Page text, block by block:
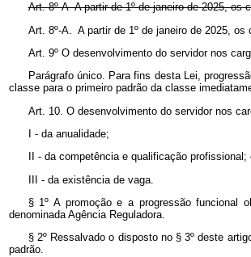
Art. 8º-A A partir de 1º de janeiro de 2025,
Art. 8º-A. A partir de 1º de janeiro de 2025,
Art. 9º O desenvolvimento do servidor nos
Parágrafo único. Para fins desta Lei,
classe para o primeiro padrão da classe
Art. 10. O desenvolvimento do servidor nos
I - da anualidade;
II - da competência e qualificação profissional;
III - da existência de vaga.
§ 1º A promoção e a progressão funcional
denominada Agência Reguladora.
§ 2º Ressalvado o disposto no § 3º deste
padrão.